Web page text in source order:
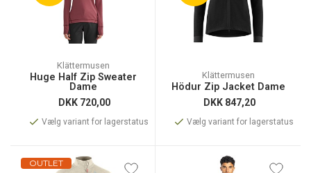
Klättermusen
Huge Half Zip Sweater
Dame
DKK 720,00
Vælg variant for lagerstatus
Klättermusen
Hödur Zip Jacket Dame
DKK 847,20
Vælg variant for lagerstatus
OUTLET